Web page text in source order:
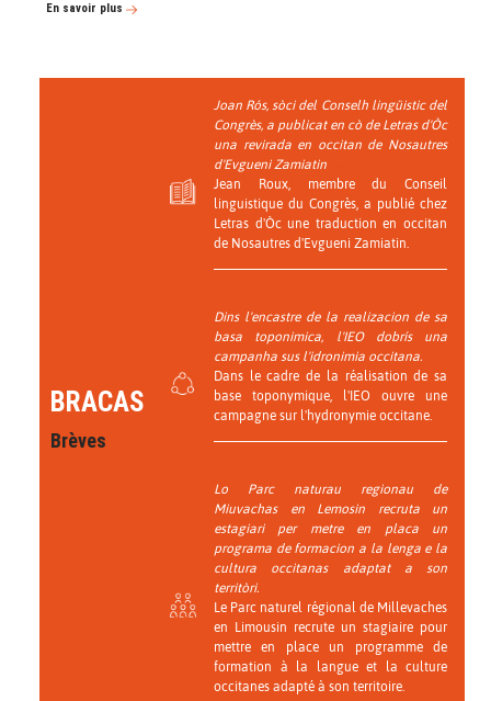
En savoir plus
BRACAS
Brèves
Joan Rós, sòci del Conselh lingüistic del
Congrès, a publicat en cò de Letras d'Òc
una revirada en occitan de Nosautres
d'Evgueni Zamiatin
Jean Roux, membre du Conseil
linguistique du Congrès, a publié chez
Letras d'Òc une traduction en occitan
de Nosautres d'Evgueni Zamiatin.
Dins l'encastre de la realizacion de sa
basa toponimica, l'IEO dobrís una
campanha sus l'idronimia occitana.
Dans le cadre de la réalisation de sa
base toponymique, l'IEO ouvre une
campagne sur l'hydronymie occitane.
Lo Parc naturau regionau de
Miuvachas en Lemosin recruta un
estagiari per metre en placa un
programa de formacion a la lenga e la
cultura occitanas adaptat a son
territòri.
Le Parc naturel régional de Millevaches
en Limousin recrute un stagiaire pour
mettre en place un programme de
formation à la langue et la culture
occitanes adapté à son territoire.